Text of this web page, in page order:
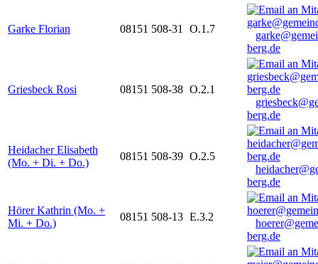
Garke Florian 08151 508-31 O.1.7
berg.de
Griesbeck Rosi 08151 508-38 O.2.1
berg.de
Heidacher Elisabeth
(Mo. + Di. + Do.)
08151 508-39 O.2.5
berg.de
Hörer Kathrin (Mo. +
Mi. + Do.)
08151 508-13 E.3.2
berg.de